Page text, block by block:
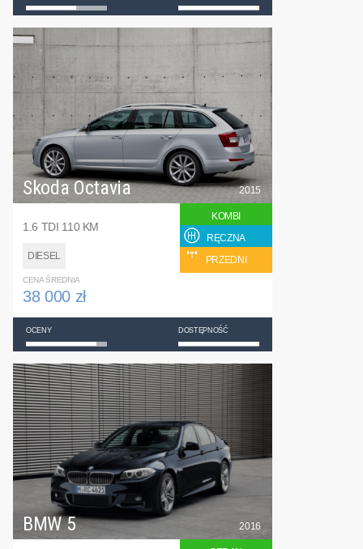
Skoda Octavia
1.6 TDI 110 KM
DIESEL
2015
KOMBI
RĘCZNA
PRZEDNI
CENA ŚREDNIA
38 000 zł
OCENY DOSTĘPNOŚĆ
BMW 5 2016